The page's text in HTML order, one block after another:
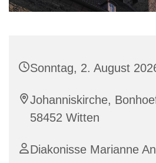
Sonntag, 2. August
Johanniskirche,
58452 Witten
Diakonisse Marianne